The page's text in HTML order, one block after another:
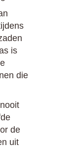
is
die
de
uit